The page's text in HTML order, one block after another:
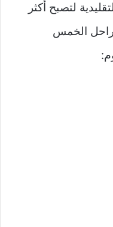
لتصبح أكثر
الخمس